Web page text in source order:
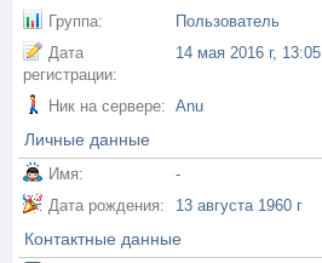
Группа:
Пользователь
Дата
регистрации:
14 мая 2016 г, 13:05
Ник на сервере: Anu
Личные данные
Имя:
-
Дата рождения:
13 августа 1960 г
Контактные данные